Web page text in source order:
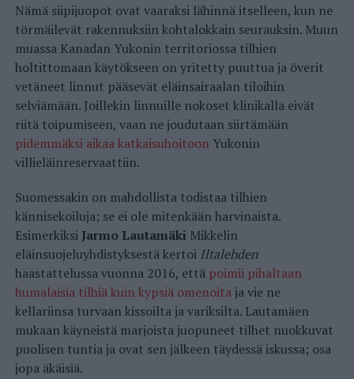
Nämä siipijuopot ovat vaaraksi lähinnä itselleen, kun ne
törmäilevät rakennuksiin kohtalokkain seurauksin. Muun
muassa Kanadan Yukonin territoriossa tilhien
holtittomaan käytökseen on yritetty puuttua ja överit
vetäneet linnut pääsevät eläinsairaalan tiloihin
selviämään. Joillekin linnuille nokoset klinikalla eivät
riitä toipumiseen, vaan ne joudutaan siirtämään
pidemmäksi aikaa katkaisuhoitoon Yukonin
villieläinreservaattiin.
Suomessakin on mahdollista todistaa tilhien
kännisekoiluja; se ei ole mitenkään harvinaista.
Esimerkiksi Jarmo LautamäkiMikkelin
eläinsuojeluyhdistyksestä kertoi Iltalehden
haastattelussa vuonna 2016, että poimii pihaltaan
humalaisia tilhiä kuin kypsiä omenoitaja vie ne
kellariinsa turvaan kissoilta ja variksilta. Lautamäen
mukaan käyneistä marjoista juopuneet tilhet nuokkuvat
puolisen tuntia ja ovat sen jälkeen täydessä iskussa; osa
jopa äkäisiä.